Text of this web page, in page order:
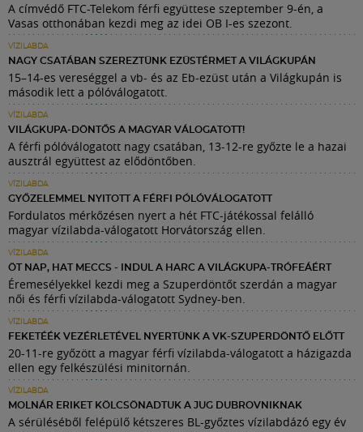
A címvédő FTC-Telekom férfi együttese szeptember 9-én, a
Vasas otthonában kezdi meg az idei OB I-es szezont.
VÍZILABDA
NAGY CSATÁBAN SZEREZTÜNK EZÜSTÉRMET A VILÁGKUPÁN
15–14-es vereséggel a vb- és az Eb-ezüst után a Világkupán is
második lett a pólóválogatott.
VÍZILABDA
VILÁGKUPA-DÖNTŐS A MAGYAR VÁLOGATOTT!
A férfi pólóválogatott nagy csatában, 13-12-re győzte le a hazai
ausztrál együttest az elődöntőben.
VÍZILABDA
GYŐZELEMMEL NYITOTT A FÉRFI PÓLÓVÁLOGATOTT
Fordulatos mérkőzésen nyert a hét FTC-játékossal felálló
magyar vízilabda-válogatott Horvátország ellen.
VÍZILABDA
ÖT NAP, HAT MECCS - INDUL A HARC A VILÁGKUPA-TRÓFEÁÉRT
Éremesélyekkel kezdi meg a Szuperdöntőt szerdán a magyar
női és férfi vízilabda-válogatott Sydney-ben.
VÍZILABDA
FEKETÉÉK VEZÉRLETÉVEL NYERTÜNK A VK-SZUPERDÖNTŐ ELŐTT
20-11-re győzött a magyar férfi vízilabda-válogatott a házigazda
ellen egy felkészülési minitornán.
VÍZILABDA
MOLNÁR ERIKET KÖLCSÖNADTUK A JUG DUBROVNIKNAK
A sérüléséből felépülő kétszeres BL-győztes vízilabdázó egy év